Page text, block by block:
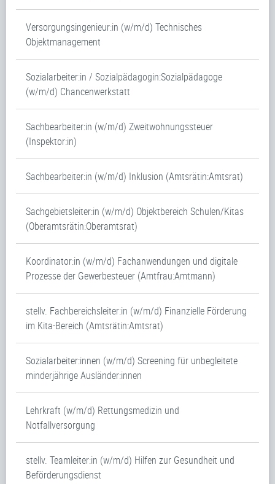
Versorgungsingenieur:in (w/m/d) Technisches
Objektmanagement
Sozialarbeiter:in / Sozialpädagogin:Sozialpädagoge
(w/m/d) Chancenwerkstatt
Sachbearbeiter:in (w/m/d) Zweitwohnungssteuer
(Inspektor:in)
Sachbearbeiter:in (w/m/d) Inklusion (Amtsrätin:Amtsrat)
Sachgebietsleiter:in (w/m/d) Objektbereich Schulen/Kitas
(Oberamtsrätin:Oberamtsrat)
Koordinator:in (w/m/d) Fachanwendungen und digitale
Prozesse der Gewerbesteuer (Amtfrau:Amtmann)
stellv. Fachbereichsleiter:in (w/m/d) Finanzielle Förderung
im Kita-Bereich (Amtsrätin:Amtsrat)
Sozialarbeiter:innen (w/m/d) Screening für unbegleitete
minderjährige Ausländer:innen
Lehrkraft (w/m/d) Rettungsmedizin und
Notfallversorgung
stellv. Teamleiter:in (w/m/d) Hilfen zur Gesundheit und
Beförderungsdienst